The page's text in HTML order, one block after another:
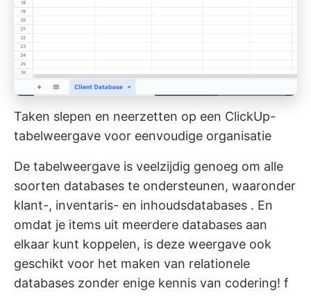
Taken slepen en neerzetten op een ClickUp-
tabelweergave voor eenvoudige organisatie
De tabelweergave is veelzijdig genoeg om alle
soorten databases te ondersteunen, waaronder
klant-, inventaris- en inhoudsdatabases . En
omdat je items uit meerdere databases aan
elkaar kunt koppelen, is deze weergave ook
geschikt voor het maken van relationele
databases zonder enige kennis van codering! f